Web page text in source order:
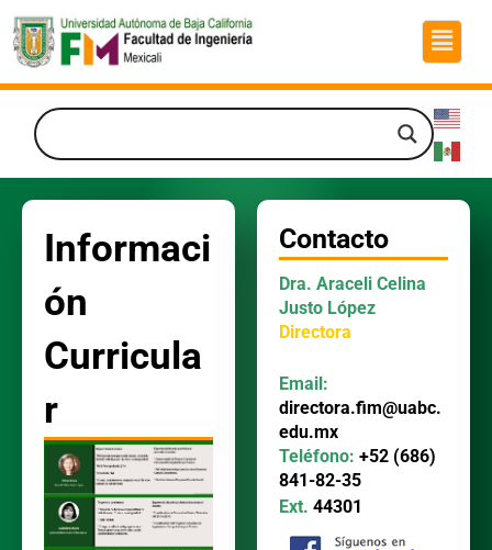
al
contenido
Menú
Informaci
ón
Curricula
r
Contacto
Dra. Araceli Celina
Justo López
Directora
Email:
directora.fim@uabc.
edu.mx
Teléfono: +52 (686)
841-82-35
Ext. 44301